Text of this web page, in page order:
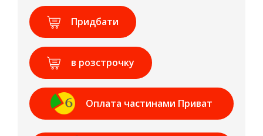
Придбати
в розстрочку
Оплата частинами Приват